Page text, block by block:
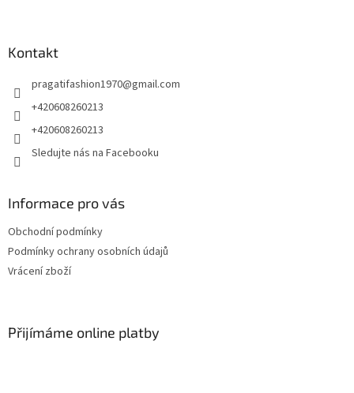
Kontakt
pragatifashion1970@gmail.com
+420608260213
+420608260213
Sledujte nás na Facebooku
Informace pro vás
Obchodní podmínky
Podmínky ochrany osobních údajů
Vrácení zboží
Přijímáme online platby